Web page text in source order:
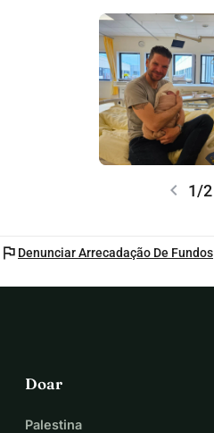
chevron_left 1/2
flag Denunciar Arrecadação De Fundos
Doar
Palestina